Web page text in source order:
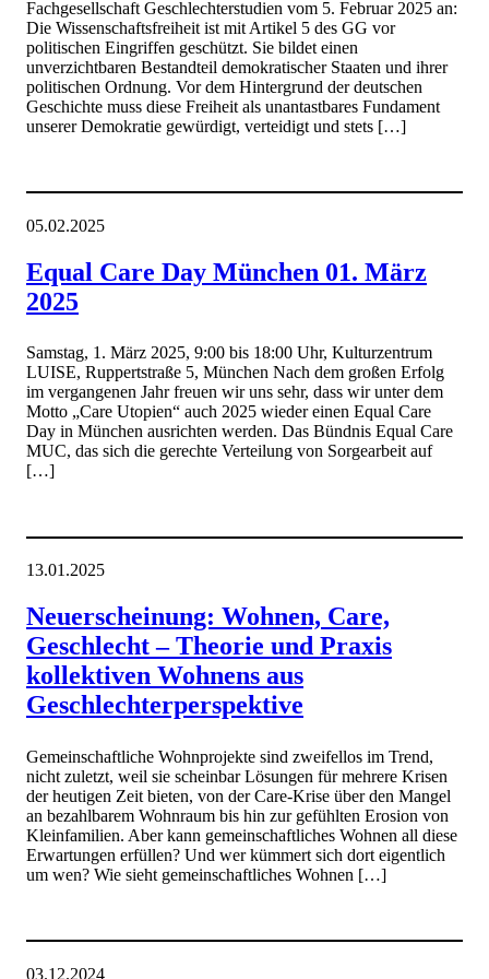
Fachgesellschaft Geschlechterstudien vom 5. Februar 2025 an:
Die Wissenschaftsfreiheit ist mit Artikel 5 des GG vor
politischen Eingriffen geschützt. Sie bildet einen
unverzichtbaren Bestandteil demokratischer Staaten und ihrer
politischen Ordnung. Vor dem Hintergrund der deutschen
Geschichte muss diese Freiheit als unantastbares Fundament
unserer Demokratie gewürdigt, verteidigt und stets […]
05.02.2025
Equal Care Day München 01. März
2025
Samstag, 1. März 2025, 9:00 bis 18:00 Uhr, Kulturzentrum
LUISE, Ruppertstraße 5, München Nach dem großen Erfolg
im vergangenen Jahr freuen wir uns sehr, dass wir unter dem
Motto „Care Utopien“ auch 2025 wieder einen Equal Care
Day in München ausrichten werden. Das Bündnis Equal Care
MUC, das sich die gerechte Verteilung von Sorgearbeit auf
[…]
13.01.2025
Neuerscheinung: Wohnen, Care,
Geschlecht – Theorie und Praxis
kollektiven Wohnens aus
Geschlechterperspektive
Gemeinschaftliche Wohnprojekte sind zweifellos im Trend,
nicht zuletzt, weil sie scheinbar Lösungen für mehrere Krisen
der heutigen Zeit bieten, von der Care-Krise über den Mangel
an bezahlbarem Wohnraum bis hin zur gefühlten Erosion von
Kleinfamilien. Aber kann gemeinschaftliches Wohnen all diese
Erwartungen erfüllen? Und wer kümmert sich dort eigentlich
um wen? Wie sieht gemeinschaftliches Wohnen […]
03.12.2024